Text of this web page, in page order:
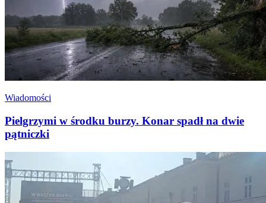
Wiadomości
Pielgrzymi w środku burzy. Konar spadł na dwie
pątniczki